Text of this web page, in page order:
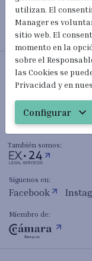
utilizan. El
Manager es
sitio web. El
momento en la
sobre el
las Cookies se
Privacidad y en
Configurar expand_more
Abogados
mail_outline
(+34) 601 023 820
También somos:
Síguenos en:
Facebook
Miembro de: